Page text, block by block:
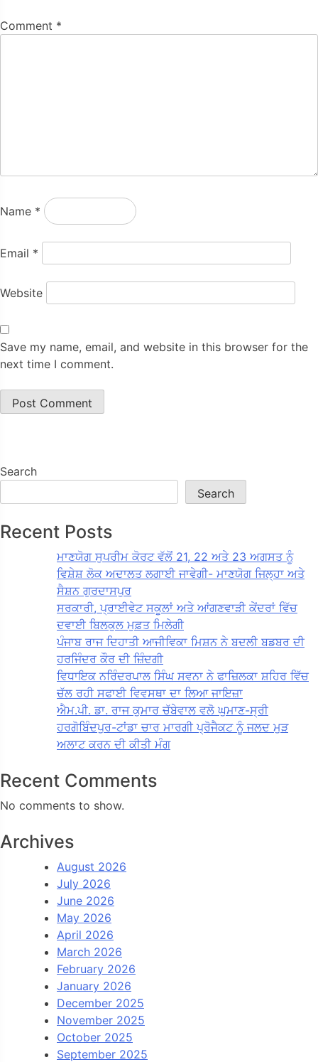
Comment *
Name *
Email *
Website
Save my name, email, and website in this browser for the
next time I comment.
Search
Search
Recent Posts
ਮਾਣਯੋਗ ਸੁਪਰੀਮ ਕੋਰਟ ਵੱਲੋਂ 21, 22 ਅਤੇ 23 ਅਗਸਤ ਨੂੰ
ਵਿਸ਼ੇਸ਼ ਲੋਕ ਅਦਾਲਤ ਲਗਾਈ ਜਾਵੇਗੀ- ਮਾਣਯੋਗ ਜਿਲ੍ਹਾ ਅਤੇ
ਸੈਸ਼ਨ ਗੁਰਦਾਸਪੁਰ
ਸਰਕਾਰੀ, ਪ੍ਰਾਈਵੇਟ ਸਕੂਲਾਂ ਅਤੇ ਆਂਗਣਵਾੜੀ ਕੇਂਦਰਾਂ ਵਿੱਚ
ਦਵਾਈ ਬਿਲਕੁਲ ਮੁਫ਼ਤ ਮਿਲੇਗੀ
ਪੰਜਾਬ ਰਾਜ ਦਿਹਾਤੀ ਆਜੀਵਿਕਾ ਮਿਸ਼ਨ ਨੇ ਬਦਲੀ ਬਡਬਰ ਦੀ
ਹਰਜਿੰਦਰ ਕੌਰ ਦੀ ਜ਼ਿੰਦਗੀ
ਵਿਧਾਇਕ ਨਰਿੰਦਰਪਾਲ ਸਿੰਘ ਸਵਨਾ ਨੇ ਫਾਜ਼ਿਲਕਾ ਸ਼ਹਿਰ ਵਿੱਚ
ਚੱਲ ਰਹੀ ਸਫਾਈ ਵਿਵਸਥਾ ਦਾ ਲਿਆ ਜਾਇਜ਼ਾ
ਐਮ.ਪੀ. ਡਾ. ਰਾਜ ਕੁਮਾਰ ਚੱਬੇਵਾਲ ਵਲੋ ਘੁਮਾਣ-ਸ੍ਰੀ
ਹਰਗੋਬਿੰਦਪੁਰ-ਟਾਂਡਾ ਚਾਰ ਮਾਰਗੀ ਪ੍ਰੋਜੈਕਟ ਨੂੰ ਜਲਦ ਮੁੜ
ਅਲਾਟ ਕਰਨ ਦੀ ਕੀਤੀ ਮੰਗ
Recent Comments
No comments to show.
Archives
August 2026
July 2026
June 2026
May 2026
April 2026
March 2026
February 2026
January 2026
December 2025
November 2025
October 2025
September 2025